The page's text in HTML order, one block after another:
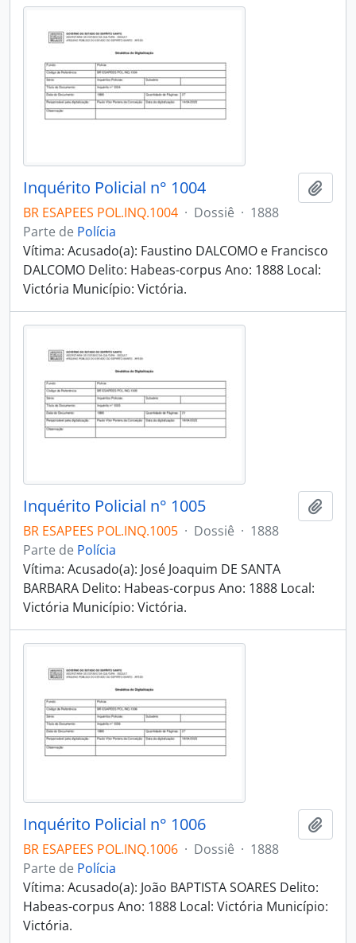
Inquérito Policial n° 1004
BR ESAPEES POL.INQ.1004 · Dossiê · 1888
Parte de Polícia
Vítima: Acusado(a): Faustino DALCOMO e Francisco
DALCOMO Delito: Habeas-corpus Ano: 1888 Local:
Victória Município: Victória.
Inquérito Policial n° 1005
BR ESAPEES POL.INQ.1005 · Dossiê · 1888
Parte de Polícia
Vítima: Acusado(a): José Joaquim DE SANTA
BARBARA Delito: Habeas-corpus Ano: 1888 Local:
Victória Município: Victória.
Inquérito Policial n° 1006
BR ESAPEES POL.INQ.1006 · Dossiê · 1888
Parte de Polícia
Vítima: Acusado(a): João BAPTISTA SOARES Delito:
Habeas-corpus Ano: 1888 Local: Victória Município:
Victória.